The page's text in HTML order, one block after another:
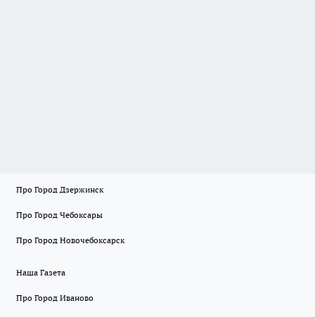
Про Город Дзержинск
Про Город Чебоксары
Про Город Новочебоксарск
Наша Газета
Про Город Иваново